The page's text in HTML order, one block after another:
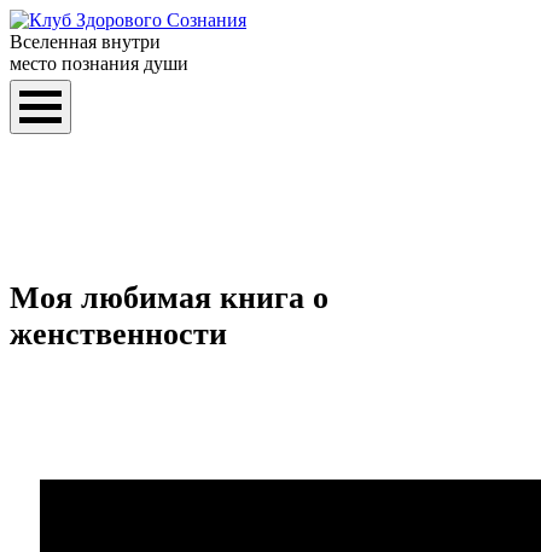
Вселенная внутри
место познания души
Моя любимая книга о
женственности